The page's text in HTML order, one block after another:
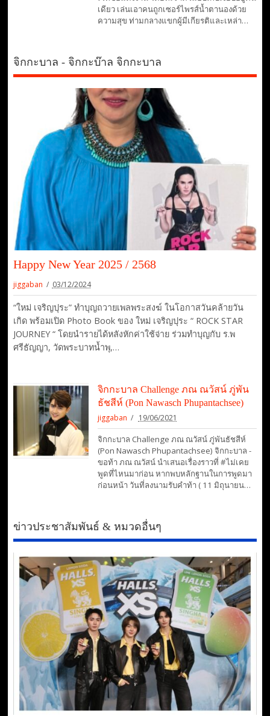
เดียว เล่นเอาคนถูกเซอร์ไพรส์น้ำตานองด้วย
ความสุข ท่ามกลางแขกผู้มีเกียรติและเหล่า…
จิกกะบาล - จิกกะบ๊าล จิกกะบาล
Happy New Year 2025 / 2568
jiggaban 03/12/2024
“ใหม่ เจริญปุระ” ทำบุญถวายเพลพระสงฆ์ ในโอกาสวันคล้ายวัน
เกิด พร้อมเปิด Photo Book ของ ใหม่ เจริญปุระ “ ROCK STAR
JOURNEY “ โดยนำรายได้หลังหักค่าใช้จ่าย ร่วมทำบุญกับ ร.พ
ศรีธัญญา, วัดพระบาทน้ำพุ,…
จิกกะบาล Challenge ภณ ณวัสน์ ภู่พัน
ธัชสีห์ (Pon Nawasch Phupantachsee)
jiggaban 19/06/2021
จิกกะบาล Challenge ภณ ณวัสน์ ภู่พันธัชสีห์
(Pon Nawasch Phupantachsee) จิกกะบาล -
ขอท้า ภณ ณวัสน์ นำเสนอเรื่องราวที่ #ไม่เคย
พูดที่ไหนมาก่อน หากพบหลักฐานในการพูดมา
ก่อนหน้า วันที่ลงนามรับคำท้า ( 11 มิถุนายน…
ข่าวประชาสัมพันธ์ & หมวดอื่นๆ